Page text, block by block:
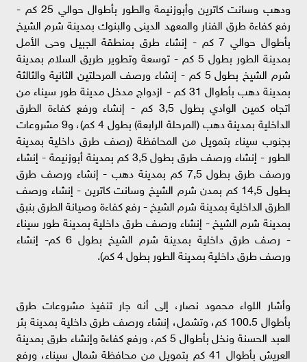
ودهب وسانت كاترين وأبوزنيمة والطور بأطوال حوالي 25 كم -
رفع كفاءة طرق الفنار والمعهد الدينى والبنوك بمدينة شرم الشيخ
بأطوال حوالي 7 كم - إنشاء طرق بمنطقة الجبيل وحى الأمل
بمدينة الطور بطول 5 كم - توسعة وتطوير طريق السلام بمدينة
شرم الشيخ بطول 5 كم - إنشاء ورصف المرحلتين الثانية والثالثة
بمدينة دهب بأطوال 31 كم - ازدواج مدخل مدينة طور سيناء من
اتجاه كمين الوادي بطول 3,5 كم - إنشاء ورفع كفاءة الطرق
الداخلية بمدينة دهب (المرحلة الرابعة) بطول 4 كم)، و9 مشروعات
بجنوب سيناء بتمويل من المحافظة (رصف طرق داخلية بمدينة
الطور - إنشاء ورصف طرق بطول 3,5 كم بمدينة أبوزنيمة - إنشاء
ورصف طرق بطول 7,5 كم بمدينة دهب - إنشاء ورصف طرق
بطول 14,5 كم بمدن شرم الشيخ وسانت كاترين - إنشاء ورصف
الطرق الداخلية بمدينة شرم الشيخ - رفع كفاءة وصيانة الطرق بنبق
بمدينة شرم الشيخ - إنشاء ورصف طرق داخلية بمدينة طور سيناء
- رصف طرق داخلية بمدينة شرم الشيخ بطول 6 كم- إنشاء
ورصف طرق داخلية بمدينة الطور بطول 4 كم).
وأشار اللواء محمود نصار، إلى أنه جار تنفيذ مشروعات طرق
بأطوال 100.5 كم، وتشمل، إنشاء ورصف طرق داخلية بمدينة بئر
العبد الحسنة ونخل بأطوال 5 كم، ورفع كفاءة وإنشاء طرق بمدينة
العريش بأطوال 41 كم بتمويل من محافظة شمال سيناء، ورفع